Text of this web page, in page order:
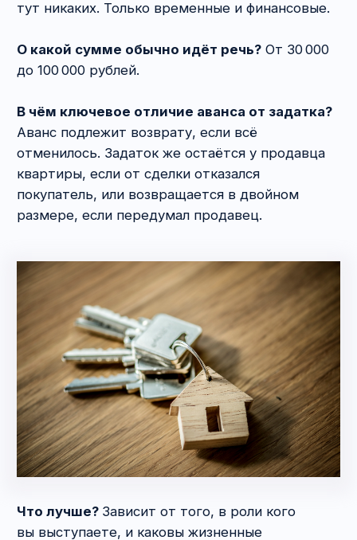
не утруждают.
Не менее кропотливогоисследования требует
личность собственника
. В отношении него
проверяем:
указаны в сведениях о собственнике в выписке
из ЕГРН,
—семейный статус,
дееспособность и наличие согласия органов
опеки, если она ограничена в силу возраста
или состояния здоровья.
Стоимость проверки юридической чистоты
7. Как оформить право
собственности
на незарегистрированную
недвижимость?
Есть случаи, когда нужен обязательно
(основные случаи):
2019 г. участие нотариуса не обязательно),
—квартира переходит при условии